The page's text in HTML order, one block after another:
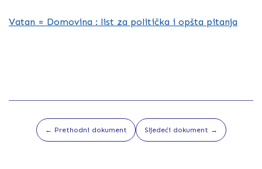
Vatan = Domovina : list za politička i opšta pitanja
← Prethodni dokument Sljedeći dokument →